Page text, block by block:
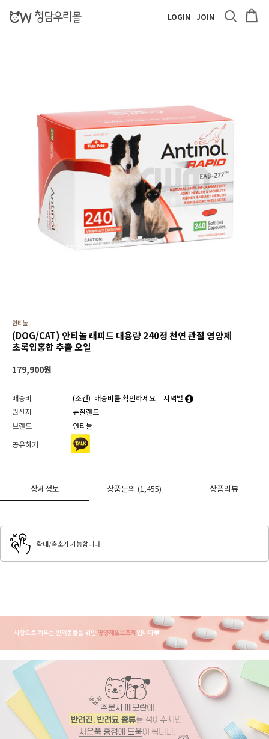
LOGIN JOIN
안티놀
(DOG/CAT) 안티놀 래피드 대용량 240정 천연 관절 영양제
초록입홍합 추출 오일
179,900원
배송비 (조건) 배송비를 확인하세요
지역별
원산지
뉴질랜드
브랜드
안티놀
공유하기
상세정보 상품문의(1,455) 상품리뷰
확대/축소가 가능합니다